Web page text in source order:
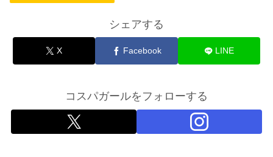
シェアする
X Facebook LINE
コスパガールをフォローする